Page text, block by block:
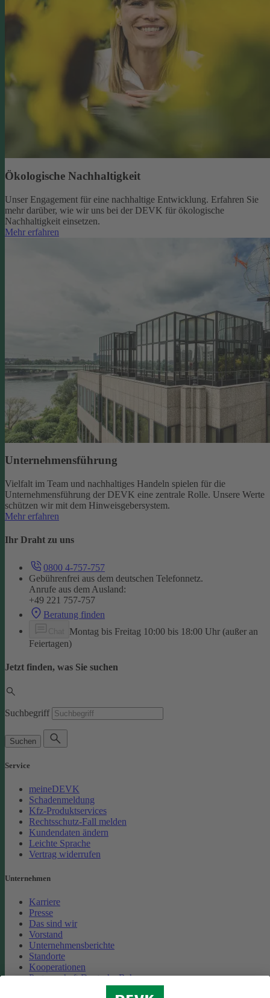
Ökologische Nachhaltigkeit
Unser Engagement für eine nachhaltige Entwicklung. Erfahren Sie
mehr darüber, wie wir uns bei der DEVK für ökologische
Nachhaltigkeit einsetzen.
Mehr erfahren
Unternehmensführung
Vielfalt im Team und nachhaltiges Handeln spielen für die
Unternehmensführung der DEVK eine zentrale Rolle. Unsere Werte
schützen wir mit dem Hinweisgebersystem.
Mehr erfahren
Ihr Draht zu uns
0800 4-757-757
Gebührenfrei aus dem deutschen Telefonnetz.
Anrufe aus dem Ausland:
+49 221 757-757
Beratung finden
Montag bis Freitag 10:00 bis 18:00 Uhr (außer an
Feiertagen)
Jetzt finden, was Sie suchen
Suchbegriff
Suchen
Service
meineDEVK
Schadenmeldung
Kfz-Produktservices
Rechtsschutz-Fall melden
Kundendaten ändern
Leichte Sprache
Vertrag widerrufen
Unternehmen
Karriere
Presse
Das sind wir
Vorstand
Unternehmensberichte
Standorte
Kooperationen
Partnerschaft Deutsche Bahn